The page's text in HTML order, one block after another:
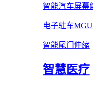
智能汽车屏幕
电子驻车MGU
智能尾门伸缩
智慧医疗